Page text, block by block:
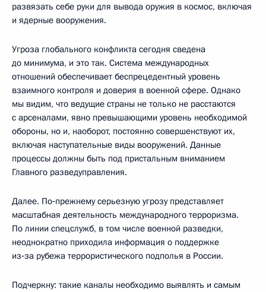
развязать себе руки для вывода оружия в космос, включая
и ядерные вооружения.
Угроза глобального конфликта сегодня сведена
до минимума, и это так. Система международных
отношений обеспечивает беспрецедентный уровень
взаимного контроля и доверия в военной сфере. Однако
мы видим, что ведущие страны не только не расстаются
с арсеналами, явно превышающими уровень необходимой
обороны, но и, наоборот, постоянно совершенствуют их,
включая наступательные виды вооружений. Данные
процессы должны быть под пристальным вниманием
Главного разведуправления.
Далее. По‑прежнему серьезную угрозу представляет
масштабная деятельность международного терроризма.
По линии спецслужб, в том числе военной разведки,
неоднократно приходила информация о поддержке
из‑за рубежа террористического подполья в России.
Подчеркну: такие каналы необходимо выявлять и самым